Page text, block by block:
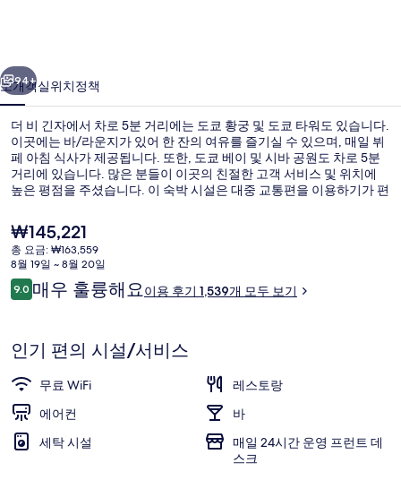
갤
러
리
다음
94+
소개객실위치정책
더 비 긴자에서 차로 5분 거리에는 도쿄 황궁 및 도쿄 타워도 있습니다.
이곳에는 바/라운지가 있어 한 잔의 여유를 즐기실 수 있으며, 매일 뷔
페 아침 식사가 제공됩니다. 또한, 도쿄 베이 및 시바 공원도 차로 5분
거리에 있습니다. 많은 분들이 이곳의 친절한 고객 서비스 및 위치에
높은 평점을 주셨습니다. 이 숙박 시설은 대중 교통편을 이용하기가 편
6분 거리에 있어요.
현
재
가
격
은
₩145,221
총 요금: ₩163,559
8월 19일 ~ 8월 20일
이
용
기
9.010점 만점 중 9.0점.
매우 훌륭해요이용 후기 1,539개 모두 보기
인기 편의 시설/서비스
무료 WiFi
레스토랑
에어컨
바
세탁 시설
매일 24시간 운영 프런트 데
스크